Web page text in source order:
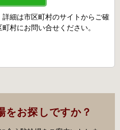
細は市区町村のサイトからご確
村にお問い合せください。
をお探しですか？